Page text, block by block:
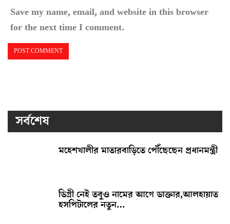
Save my name, email, and website in this browser
for the next time I comment.
সর্বশেষ
মহেশখালীর মাতারবাড়িতে পৌঁছেছেন প্রধানমন্ত্রী
ডিগ্রী নেই তবুও নামের আগে ডাক্তার,আলহায়াত
হসপিটালের নতুন…